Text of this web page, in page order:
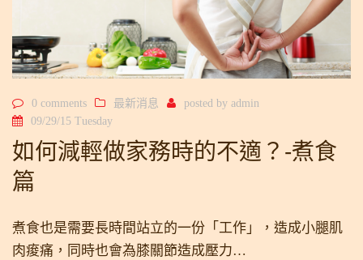
0 comments 最新消息 posted by admin
09/29/15 Tuesday
如何減輕做家務時的不適？-煮食
篇
煮食也是需要長時間站立的一份「工作」，造成小腿肌
肉痠痛，同時也會為膝關節造成壓力…